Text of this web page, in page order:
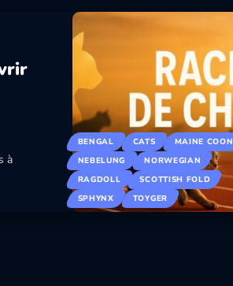
BENGAL CATS
MAINE COON
NEBELUNG
NORWEGIAN
RAGDOLL
SCOTTISH FOLD
SPHYNX
TOYGER
à